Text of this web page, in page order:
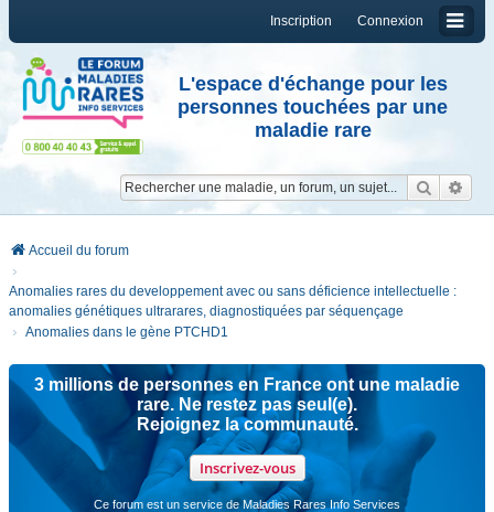
Connexion
Inscription
L'espace d'échange pour les
personnes touchées par une
maladie rare
Accueil du forum
Anomalies rares du developpement avec ou sans déficience intellectuelle :
anomalies génétiques ultrarares, diagnostiquées par séquençage
Anomalies dans le gène PTCHD1
3 millions de personnes en France ont une maladie
rare. Ne restez pas seul(e).
Rejoignez la communauté.
Inscrivez-vous
Ce forum est un service de Maladies Rares Info Services